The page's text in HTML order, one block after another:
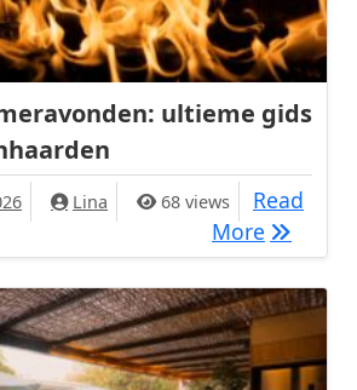
ultieme gids
Lina 68 views
Read
More